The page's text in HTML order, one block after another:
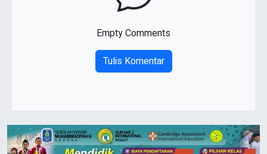
Empty Comments
Tulis Komentar